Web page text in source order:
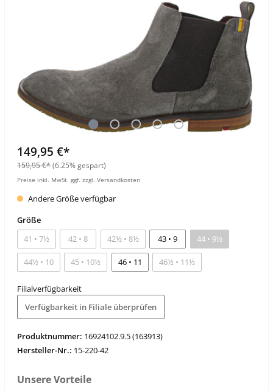
149,95 €*
159,95 €*(6.25% gespart)
Preise inkl. MwSt. ggf. zzgl. Versandkosten
Andere Größe verfügbar
Größe
41 • 7½
42 • 8 42½ • 8½ 43 • 9 44 • 9½
44½ • 10 45 • 10½ 46 • 11 46½ • 11½
Filialverfügbarkeit
Verfügbarkeit in Filiale überprüfen
Produktnummer: 16924102.9.5 (163913)
Hersteller-Nr.: 15-220-42
Unsere Vorteile